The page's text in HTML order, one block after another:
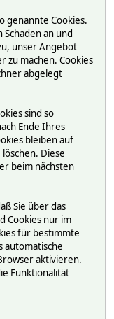
genannte Cookies.
an und
unser Angebot
zu machen. Cookies
abgelegt
sind so
Ende Ihres
bleiben auf
Diese
beim nächsten
Sie über das
Cookies nur im
für bestimmte
automatische
aktivieren.
Funktionalität